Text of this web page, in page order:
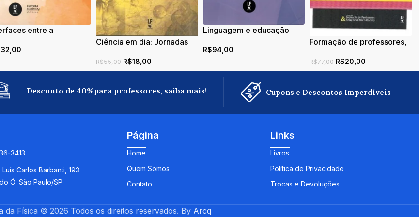
entre a
de ciências e os
em diferentes
modalidades de
e espaços
Ciência em dia: Jornadas
R$55,00 R$18,00
Linguagem e educação
R$94,00
Formação de professores,
Básica
R$77,00 R$20,00
Desconto de 40%para professores, saiba mais! Cupons e Descontos Imperdíveis
3413
Luís Carlos Barbanti, 193
Ó, São Paulo/SP
Página
Home
Quem Somos
Contato
Links
Livros
Política de Privacidade
Trocas e Devoluções
da Física © 2026 Todos os direitos reservados. By Arcq